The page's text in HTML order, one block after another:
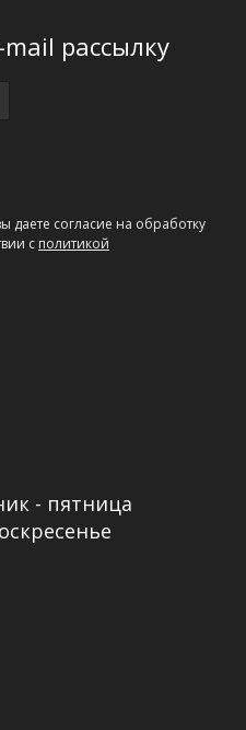
рассылку
даете согласие на обработку
с политикой
- пятница